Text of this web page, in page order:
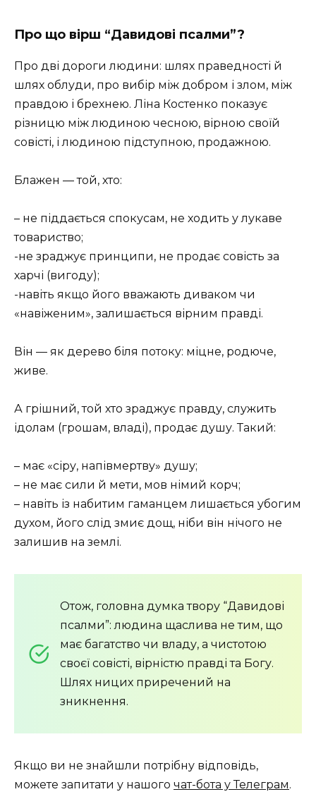
Про що вірш “Давидові псалми”?
Про дві дороги людини: шлях праведності й
шлях облуди, про вибір між добром і злом, між
правдою і брехнею. Ліна Костенко показує
різницю між людиною чесною, вірною своїй
совісті, і людиною підступною, продажною.
Блажен — той, хто:
– не піддається спокусам, не ходить у лукаве
товариство;
-не зраджує принципи, не продає совість за
харчі (вигоду);
-навіть якщо його вважають диваком чи
«навіженим», залишається вірним правді.
Він — як дерево біля потоку: міцне, родюче,
живе.
А грішний, той хто зраджує правду, служить
ідолам (грошам, владі), продає душу. Такий:
– має «сіру, напівмертву» душу;
– не має сили й мети, мов німий корч;
– навіть із набитим гаманцем лишається убогим
духом, його слід змиє дощ, ніби він нічого не
залишив на землі.
Отож, головна думка твору “Давидові
псалми”: людина щаслива не тим, що
має багатство чи владу, а чистотою
своєї совісті, вірністю правді та Богу.
Шлях ницих приречений на
зникнення.
Якщо ви не знайшли потрібну відповідь,
можете запитати у нашого чат-бота у Телеграм.